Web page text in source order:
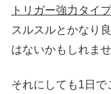
トリガー強力タイプ
スルスルとかなり
はないかもしれませ
それにしても1日で